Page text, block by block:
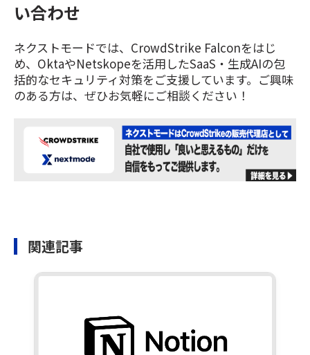
い合わせ
ネクストモードでは、CrowdStrike Falconをはじ
め、OktaやNetskopeを活用したSaaS・生成AIの包
括的なセキュリティ対策をご支援しています。ご興味
のある方は、ぜひお気軽にご相談ください！
関連記事